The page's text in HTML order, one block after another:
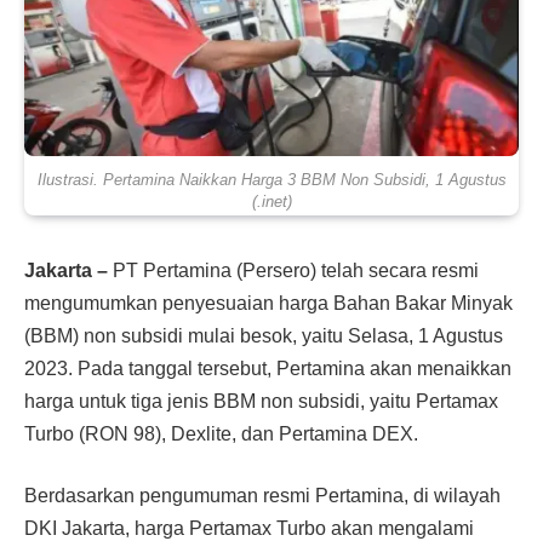
Ilustrasi. Pertamina Naikkan Harga 3 BBM Non Subsidi, 1 Agustus
(.inet)
Jakarta – PT Pertamina (Persero) telah secara resmi
mengumumkan penyesuaian harga Bahan Bakar Minyak
(BBM) non subsidi mulai besok, yaitu Selasa, 1 Agustus
2023. Pada tanggal tersebut, Pertamina akan menaikkan
harga untuk tiga jenis BBM non subsidi, yaitu Pertamax
Turbo (RON 98), Dexlite, dan Pertamina DEX.
Berdasarkan pengumuman resmi Pertamina, di wilayah
DKI Jakarta, harga Pertamax Turbo akan mengalami